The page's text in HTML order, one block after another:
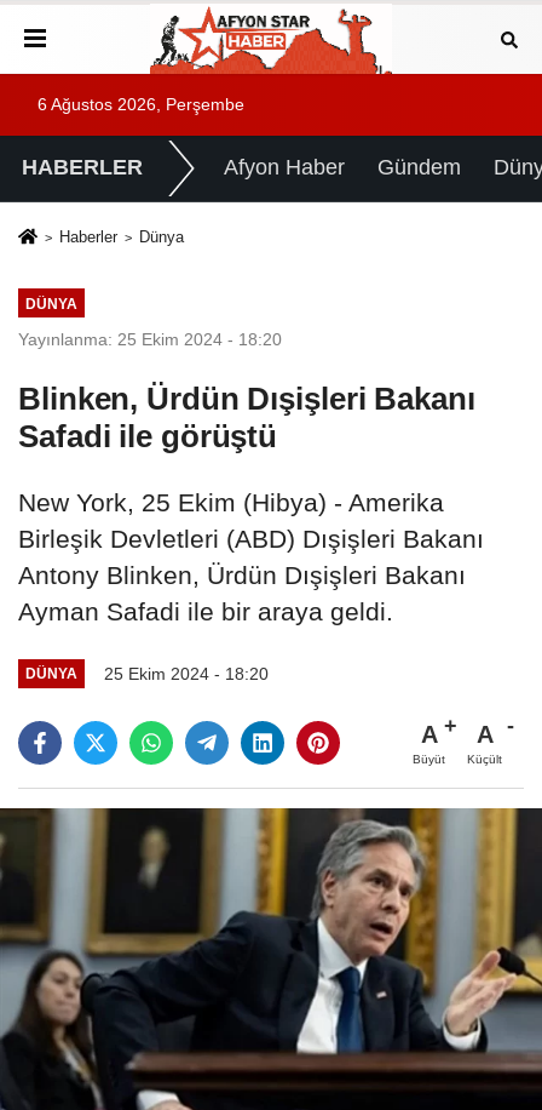
6 Ağustos 2026, Perşembe
HABERLER Afyon Haber Gündem
Haberler Dünya
DÜNYA
Yayınlanma: 25 Ekim 2024 - 18:20
Blinken, Ürdün Dışişleri Bakanı
Safadi ile görüştü
New York, 25 Ekim (Hibya) - Amerika
Birleşik Devletleri (ABD) Dışişleri Bakanı
Antony Blinken, Ürdün Dışişleri Bakanı
Ayman Safadi ile bir araya geldi.
DÜNYA 25 Ekim 2024 - 18:20
A
Büyüt
A
Küçült